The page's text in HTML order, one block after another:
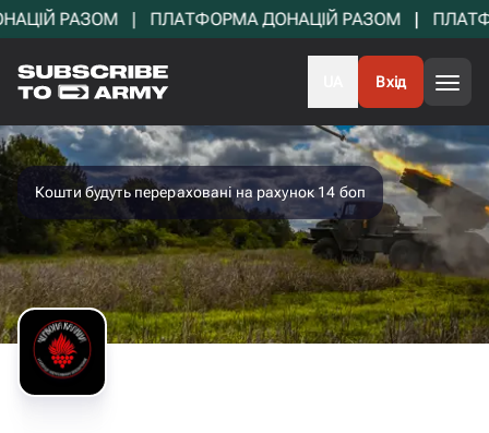
РАЗОМ   |   ПЛАТФОРМА ДОНАЦІЙ РАЗОМ   |
Вхід
Головна Підрозділи 14-та бригада оперативного призначення імені Івана Богуна(Калинівська)
Кошти будуть перераховані на рахунок 14 боп